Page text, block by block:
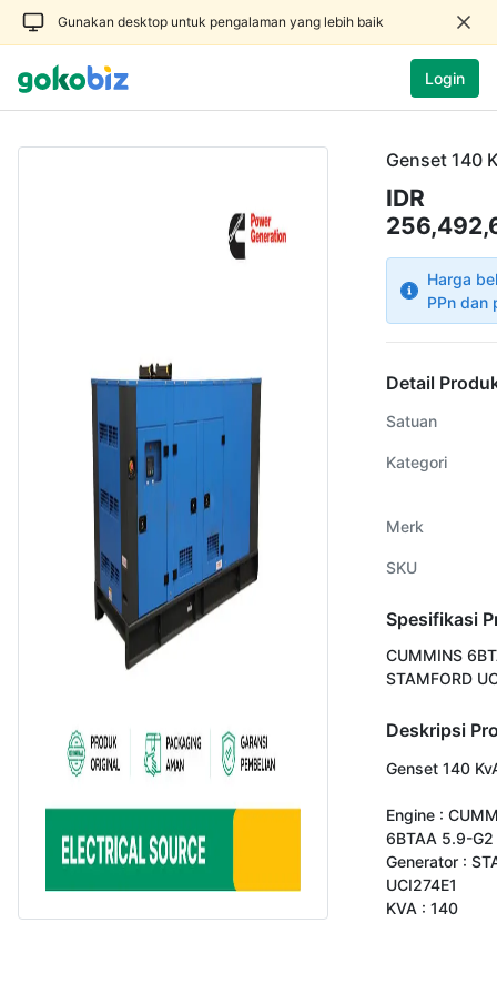
Gunakan desktop untuk pengalaman yang lebih baik
Login
Genset 140
IDR
Harga
PPn dan
Detail
Satuan
Kategori
Merk
SKU
Spesifikasi
CUMMINS
STAMFORD
Deskripsi
Genset 140
Engine :
6BTAA 5.9-G2
Generator :
UCI274E1
KVA : 140